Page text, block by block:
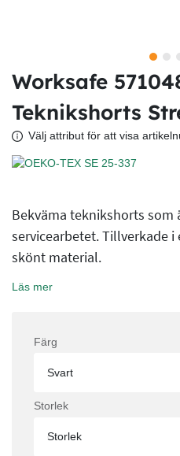
Worksafe
Teknikshorts
Välj attribut för att visa
Bekväma teknikshorts som
servicearbetet. Tillverkade
skönt material.
Läs mer
Färg
Svart
Storlek
Storlek